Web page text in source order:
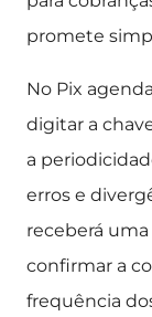
promete
No Pix
digitar a
a
erros e
receberá
confirmar a
frequência